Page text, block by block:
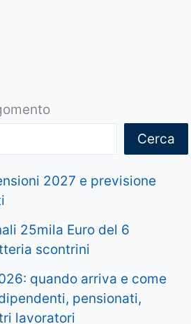
Cerca
2027 e previsione
25mila Euro del 6
scontrini
quando arriva e come
pensionati,
lavoratori